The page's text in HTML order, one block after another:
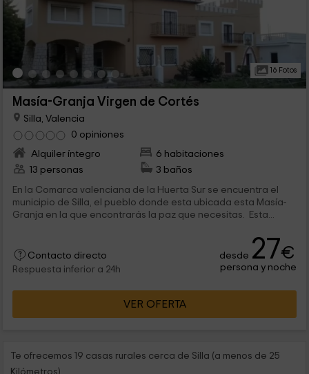
16 Fotos
Masía-Granja Virgen de Cortés
Silla, Valencia
0 opiniones
Alquiler íntegro
6 habitaciones
13 personas
3 baños
En la Comarca valenciana de la Huerta Sur se encuentra el
municipio de Silla, el pueblo donde esta ubicada esta Masía-
Granja en la que encontrarás la paz que necesitas. Esta...
Contacto directo
Respuesta inferior a 24h
desde 27€
persona y noche
VER OFERTA
Te ofrecemos 19 casas rurales cerca de Silla (a menos de 25